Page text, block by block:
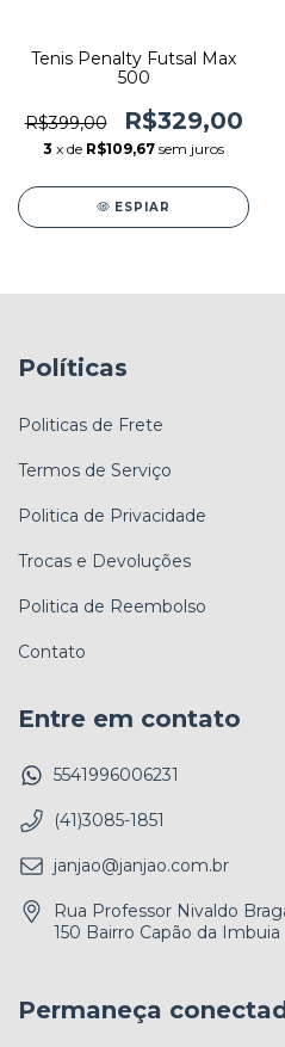
Tenis Penalty Futsal Max
500
R$399,00 R$329,00
3 x de R$109,67 sem juros
ESPIAR
Políticas
Politicas de Frete
Termos de Serviço
Politica de Privacidade
Trocas e Devoluções
Politica de Reembolso
Contato
Entre em contato
5541996006231
(41)3085-1851
janjao@janjao.com.br
Rua Professor Nivaldo
150 Bairro Capão da Imbuia
Permaneça